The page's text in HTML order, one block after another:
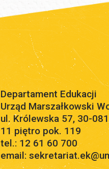
Departament Edukacji
Urząd Marszałkowski
ul. Królewska 57, 30-
11 piętro pok. 119
tel.: 12 61 60 700
email: